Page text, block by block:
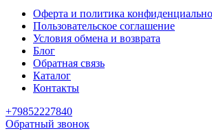
Оферта и политика
Пользовательское соглашение
Условия обмена и возврата
Блог
Обратная связь
Каталог
Контакты
+79852227840
Обратный звонок